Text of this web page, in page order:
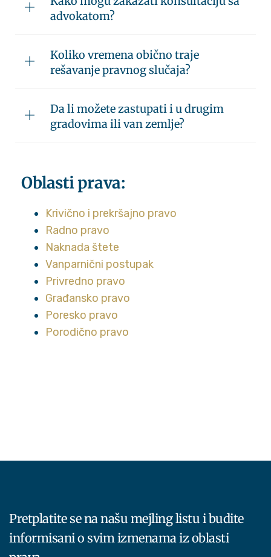
advokatom?
Koliko vremena obično traje
rešavanje pravnog slučaja?
Da li možete zastupati i u drugim
gradovima ili van zemlje?
Oblasti prava:
Krivično i prekršajno pravo
Radno pravo
Naknada štete
Vanparnični postupak
Privredno pravo
Građansko pravo
Poresko pravo
Porodično pravo
Pretplatite se na našu mejling listu i budite
informisani o svim izmenama iz oblasti